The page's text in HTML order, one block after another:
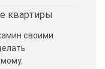
квартиры
своими